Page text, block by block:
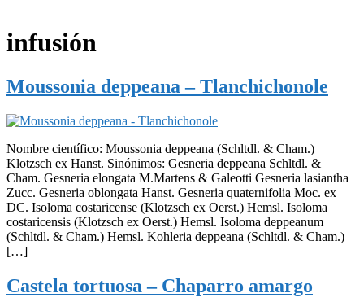
infusión
Moussonia deppeana – Tlanchichonole
Nombre científico: Moussonia deppeana (Schltdl. & Cham.)
Klotzsch ex Hanst. Sinónimos: Gesneria deppeana Schltdl. &
Cham. Gesneria elongata M.Martens & Galeotti Gesneria lasiantha
Zucc. Gesneria oblongata Hanst. Gesneria quaternifolia Moc. ex
DC. Isoloma costaricense (Klotzsch ex Oerst.) Hemsl. Isoloma
costaricensis (Klotzsch ex Oerst.) Hemsl. Isoloma deppeanum
(Schltdl. & Cham.) Hemsl. Kohleria deppeana (Schltdl. & Cham.)
[…]
Castela tortuosa – Chaparro amargo